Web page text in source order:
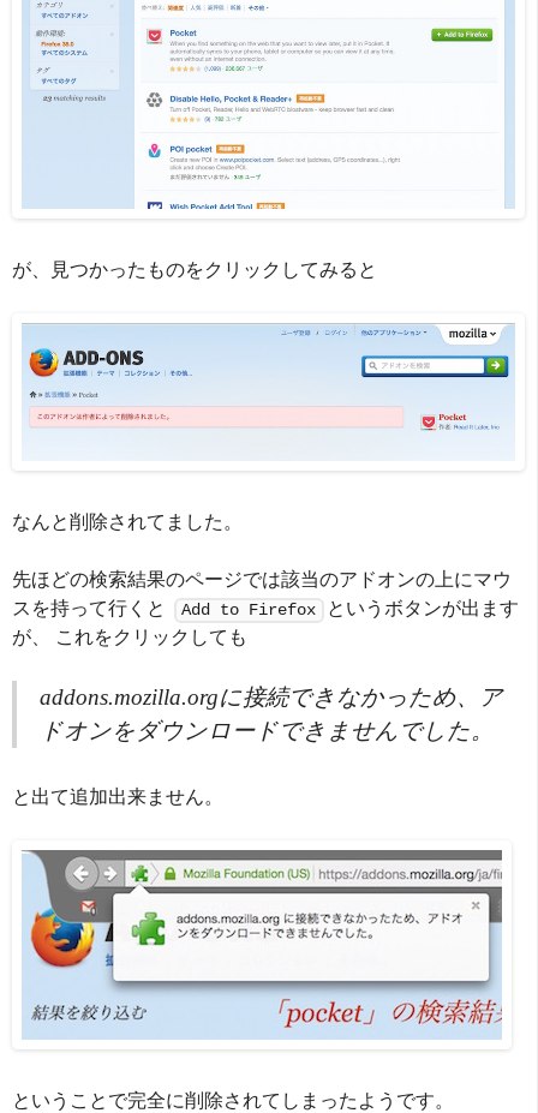
が、見つかったものをクリックしてみると
なんと削除されてました。
先ほどの検索結果のページでは該当のアドオンの上にマウ
スを持って行くと
Add to Firefox
というボタンが出ます
が、 これをクリックしても
addons.mozilla.orgに接続できなかっため、ア
ドオンをダウンロードできませんでした。
と出て追加出来ません。
ということで完全に削除されてしまったようです。